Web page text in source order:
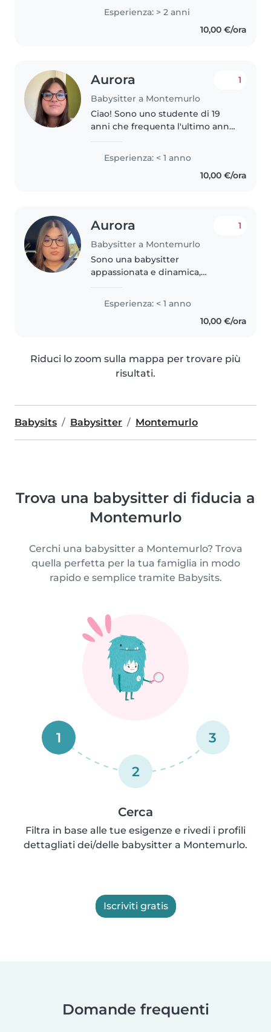
prendermi cura di bambini in età
scolare. Parlo solo italiano, ma
amo leggere e ascoltare musica..
Esperienza: > 2 anni
10,00 €/ora
Aurora
Babysitter a Montemurlo
1
Ciao! Sono uno studente di 19
anni che frequenta l'ultimo anno
di un'opportunità come
babysitter. Ho esperienza con
bambini di tutte le età. Ho
Esperienza: < 1 anno
10,00 €/ora
Aurora
Babysitter a Montemurlo
1
Sono una babysitter
appassionata e dinamica,
bambini in attività divertenti e
stimolanti. Anche se non ho
ancora esperienza lavorativa, ho
Esperienza: < 1 anno
10,00 €/ora
Riduci lo zoom sulla mappa per trovare più
risultati.
Babysits Babysitter Montemurlo
Trova una babysitter di fiducia a
Montemurlo
Cerchi una babysitter a Montemurlo? Trova
quella perfetta per la tua famiglia in modo
rapido e semplice tramite Babysits.
1
2
3
Cerca
Filtra in base alle tue esigenze e rivedi i profili
dettagliati dei/delle babysitter a Montemurlo.
Iscriviti gratis
Domande frequenti